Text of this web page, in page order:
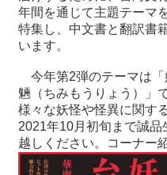
最
新
と
申
込
年間を通じて主題テーマ
特集し、中文書と翻訳書
います。
今年第2弾のテーマは
魎（ちみもうりょう）」
様々な妖怪や怪異に関す
2021年10月初旬まで誠
越しください。コーナー